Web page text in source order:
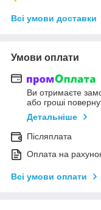
Всі умови доставки
Умови оплати
Ви отримаєте
або гроші
Детальніше
Післяплата
Оплата на
Всі умови оплати